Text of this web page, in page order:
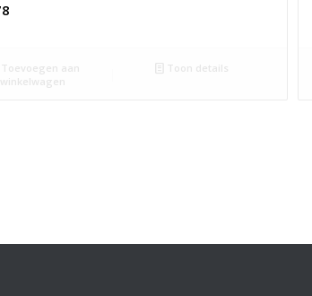
Toevoegen aan
winkelwagen
Toon details